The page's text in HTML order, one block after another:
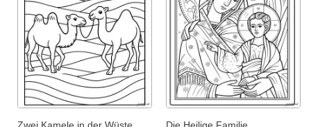
Zwei Kamele in der Wüste
Die Heilige Familie